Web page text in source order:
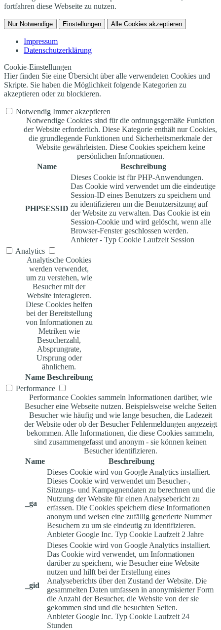
fortfahren diese Webseite zu nutzen.
Nur Notwendige Einstellungen Alle Cookies akzeptieren
Impressum
Datenschutzerklärung
Cookie-Einstellungen
Hier finden Sie eine Übersicht über alle verwendeten Cookies und
Skripte. Sie haben die Möglichkeit folgende Kategorien zu
akzeptieren oder zu blockieren.
Notwendig Immer akzeptieren
Notwendige Cookies sind für die ordnungsgemäße Funktion
der Website erforderlich. Diese Kategorie enthält nur Cookies,
die grundlegende Funktionen und Sicherheitsmerkmale der
Website gewährleisten. Diese Cookies speichern keine
persönlichen Informationen.
Name
Beschreibung
PHPSESSID
Dieses Cookie ist für PHP-Anwendungen.
Das Cookie wird verwendet um die eindeutige
Session-ID eines Benutzers zu speichern und
zu identifizieren um die Benutzersitzung auf
der Website zu verwalten. Das Cookie ist ein
Session-Cookie und wird gelöscht, wenn alle
Browser-Fenster geschlossen werden.
Anbieter - Typ Cookie Laufzeit Session
Analytics
Analytische Cookies
werden verwendet,
um zu verstehen, wie
Besucher mit der
Website interagieren.
Diese Cookies helfen
bei der Bereitstellung
von Informationen zu
Metriken wie
Besucherzahl,
Absprungrate,
Ursprung oder
ähnlichem.
Name Beschreibung
Performance
Performance Cookies sammeln Informationen darüber, wie
Besucher eine Webseite nutzen. Beispielsweise welche Seiten
Besucher wie häufig und wie lange besuchen, die Ladezeit
der Website oder ob der Besucher Fehlermeldungen angezeigt
bekommen. Alle Informationen, die diese Cookies sammeln,
sind zusammengefasst und anonym - sie können keinen
Besucher identifizieren.
Name
Beschreibung
_ga
Dieses Cookie wird von Google Analytics installiert.
Dieses Cookie wird verwendet um Besucher-,
Sitzungs- und Kampagnendaten zu berechnen und die
Nutzung der Website für einen Analysebericht zu
erfassen. Die Cookies speichern diese Informationen
anonym und weisen eine zufällig generierte Nummer
Besuchern zu um sie eindeutig zu identifizieren.
Anbieter Google Inc. Typ Cookie Laufzeit 2 Jahre
_gid
Dieses Cookie wird von Google Analytics installiert.
Das Cookie wird verwendet, um Informationen
darüber zu speichern, wie Besucher eine Website
nutzen und hilft bei der Erstellung eines
Analyseberichts über den Zustand der Website. Die
gesammelten Daten umfassen in anonymisierter Form
die Anzahl der Besucher, die Website von der sie
gekommen sind und die besuchten Seiten.
Anbieter Google Inc. Typ Cookie Laufzeit 24
Stunden